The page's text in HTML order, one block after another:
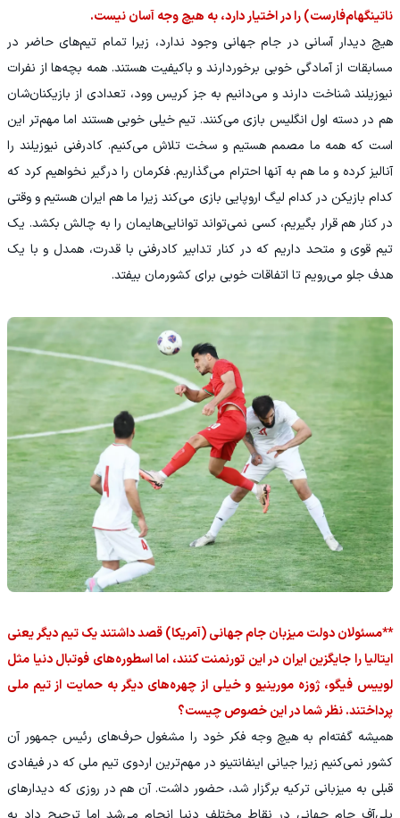
ناتینگهام‌فارست) را در اختیار دارد، به هیچ وجه آسان نیست.
هیچ دیدار آسانی در جام جهانی وجود ندارد، زیرا تمام تیم‌های حاضر در
مسابقات از آمادگی خوبی برخوردارند و باکیفیت هستند. همه بچه‌ها از نفرات
نیوزیلند شناخت دارند و می‌دانیم به جز کریس وود، تعدادی از بازیکنان‌شان
هم در دسته اول انگلیس بازی می‌کنند. تیم خیلی خوبی هستند اما مهم‌تر این
است که همه ما مصمم هستیم و سخت تلاش می‌کنیم. کادرفنی نیوزیلند را
آنالیز کرده و ما هم به آنها احترام می‌گذاریم. فکرمان را درگیر نخواهیم کرد که
کدام بازیکن در کدام لیگ اروپایی بازی می‌کند زیرا ما هم ایران هستیم و وقتی
در کنار هم قرار بگیریم، کسی نمی‌تواند توانایی‌هایمان را به چالش بکشد. یک
تیم قوی و متحد داریم که در کنار تدابیر کادرفنی با قدرت، همدل و با یک
هدف جلو می‌رویم تا اتفاقات خوبی برای کشورمان بیفتد.
**مسئولان دولت میزبان جام جهانی (آمریکا) قصد داشتند یک تیم دیگر یعنی
ایتالیا را جایگزین ایران در این تورنمنت کنند، اما اسطوره‌های فوتبال دنیا مثل
لوییس فیگو، ژوزه مورینیو و خیلی از چهره‌های دیگر به حمایت از تیم ملی
پرداختند. نظر شما در این خصوص چیست؟
همیشه گفته‌ام به هیچ وجه فکر خود را مشغول حرف‌های رئیس جمهور آن
کشور نمی‌کنیم زیرا جیانی اینفانتینو در مهم‌ترین اردوی تیم ملی که در فیفادی
قبلی به میزبانی ترکیه برگزار شد، حضور داشت. آن هم در روزی که دیدارهای